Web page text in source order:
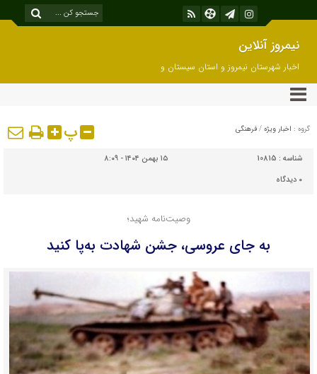
نیمروز آنلاین
اخبار شهرستان نیمروز و استان سیستان و
بلوچستان
گروه : اخبار ویژه / فرهنگی پ
شناسه : 10815
۱۵ بهمن ۱۴۰۴ - ۸:۰۹
۰ دیدگاه
وصیت‌نامه شهید؛
به جای عروسی، جشن شهادت به‌پا کنید